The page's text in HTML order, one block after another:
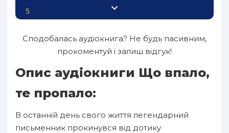
5
10
11
Сподобалась аудіокнига? Не будь пасивним,
прокоментуй і залиш відгук!
Опис аудіокниги Що впало,
те пропало:
В останній день свого життя легендарний
письменник прокинувся від дотику